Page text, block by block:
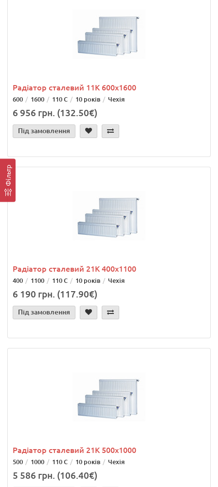
Фільтр
Радіатор сталевий 11K 600x1600
600 1600 110 С 10 років Чехія
6 956 грн. (132.50€)
Під замовлення
Радіатор сталевий 21K 400x1100
400 1100 110 С 10 років Чехія
6 190 грн. (117.90€)
Під замовлення
Радіатор сталевий 21K 500x1000
500 1000 110 С 10 років Чехія
5 586 грн. (106.40€)